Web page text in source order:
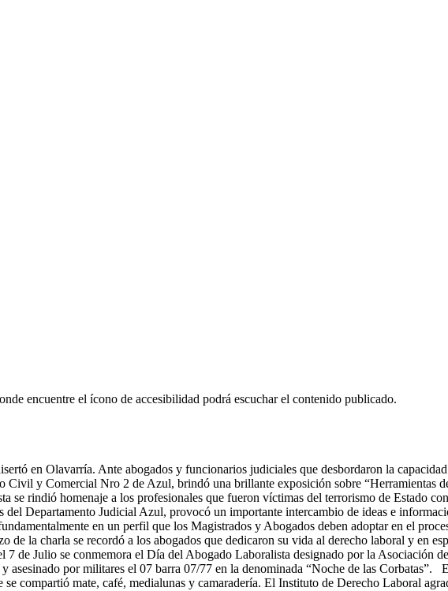
encuentre el ícono de accesibilidad podrá escuchar el contenido publicado.
en Olavarría. Ante abogados y funcionarios judiciales que desbordaron la
Civil y Comercial Nro 2 de Azul, brindó una brillante exposición sobre “Herramientas
se rindió homenaje a los profesionales que fueron víctimas del terrorismo de Estado
Departamento Judicial Azul, provocó un importante intercambio de ideas e
en un perfil que los Magistrados y Abogados deben adoptar en el
la charla se recordó a los abogados que dedicaron su vida al derecho laboral y en
7 de Julio se conmemora el Día del Abogado Laboralista designado por la Asociación
asesinado por militares el 07 barra 07/77 en la denominada “Noche de las
compartió mate, café, medialunas y camaradería. El Instituto de Derecho Laboral